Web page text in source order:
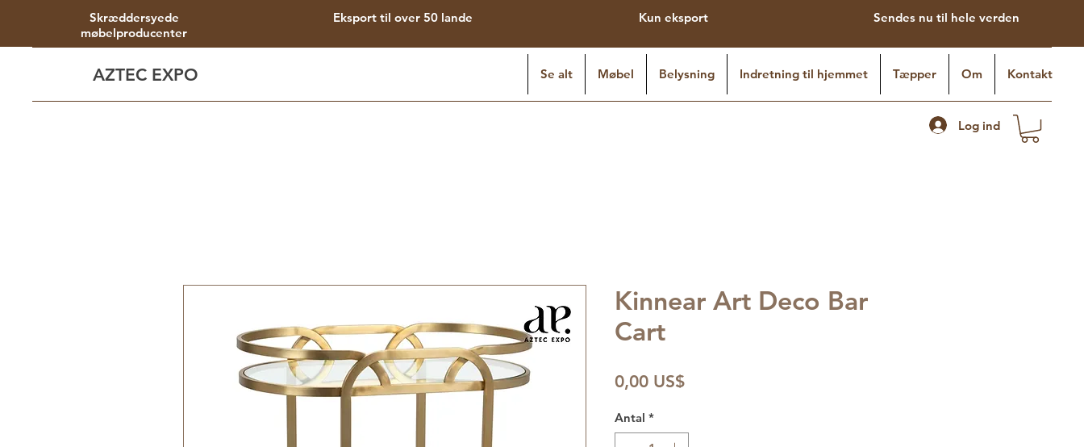
Skræddersyede
møbelproducenter
Eksport til over 50 lande Kun eksport Sendes nu til hele verden
AZTEC EXPO Se alt Møbel Belysning Indretning til hjemmet Tæpper Om Kontakt
Log ind
Kinnear Art Deco Bar
Cart
0,00 US$Pris
Antal *